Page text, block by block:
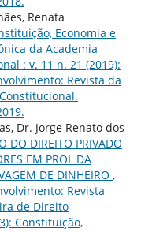
Renata
Economia e
da Academia
: v. 11 n. 21 (2019):
Revista da
Dr. Jorge Renato dos
DO DIREITO PRIVADO
EM PROL DA
DE DINHEIRO ,
Revista
de Direito
Constituição,